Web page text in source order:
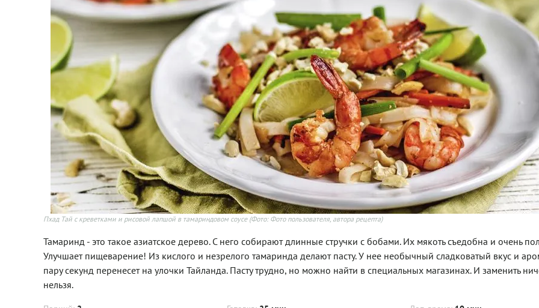
Пхад Тай с креветками и рисовой лапшой в тамариндовом соусе(Фото: Фото пользователя, автора рецепта)
Тамаринд - это такое азиатское дерево. С него собирают длинные стручки с бобами. Их мякоть съедобна и очень
Улучшает пищеварение! Из кислого и незрелого тамаринда делают пасту. У нее необычный сладковатый вкус и
пару секунд перенесет на улочки Тайланда. Пасту трудно, но можно найти в специальных магазинах. И заменить
нельзя.